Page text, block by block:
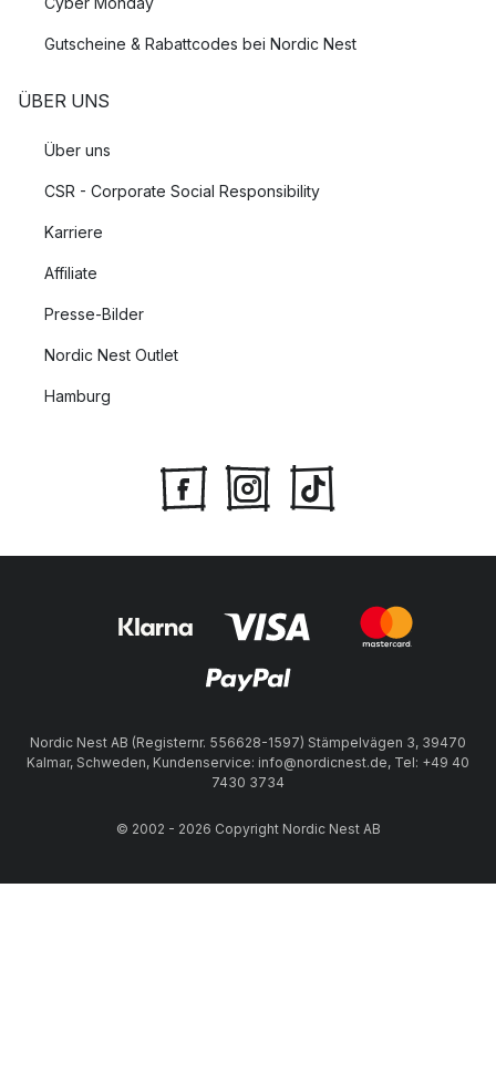
Gutscheine & Rabattcodes bei Nordic Nest
ÜBER UNS
Über uns
CSR - Corporate Social Responsibility
Karriere
Affiliate
Presse-Bilder
Nordic Nest Outlet
Hamburg
Nordic Nest AB (Registernr. 556628-1597) Stämpelvägen 3, 39470
Kalmar, Schweden, Kundenservice: info@nordicnest.de, Tel: +49 40
7430 3734
© 2002 - 2026 Copyright Nordic Nest AB